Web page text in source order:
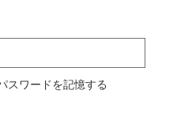
スワードを記憶する